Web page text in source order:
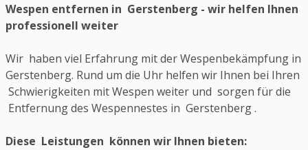
Wespen entfernen in Gerstenberg - wir helfen Ihnen
professionell weiter
Wir haben viel Erfahrung mit der Wespenbekämpfung in
Gerstenberg. Rund um die Uhr helfen wir Ihnen bei Ihren
Schwierigkeiten mit Wespen weiter und sorgen für die
Entfernung des Wespennestes in Gerstenberg .
Diese Leistungen können wir Ihnen bieten: